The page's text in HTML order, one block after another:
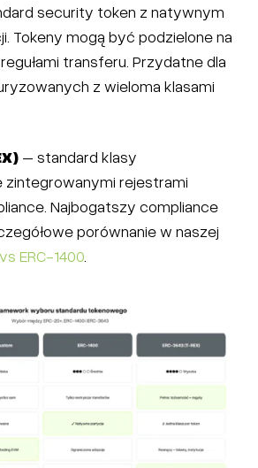
security token z natywnym
Tokeny mogą być podzielone na
transferu. Przydatne dla
z wieloma klasami
– standard klasy
zintegrowanymi rejestrami
Najbogatszy compliance
porównanie w naszej
ERC-1400